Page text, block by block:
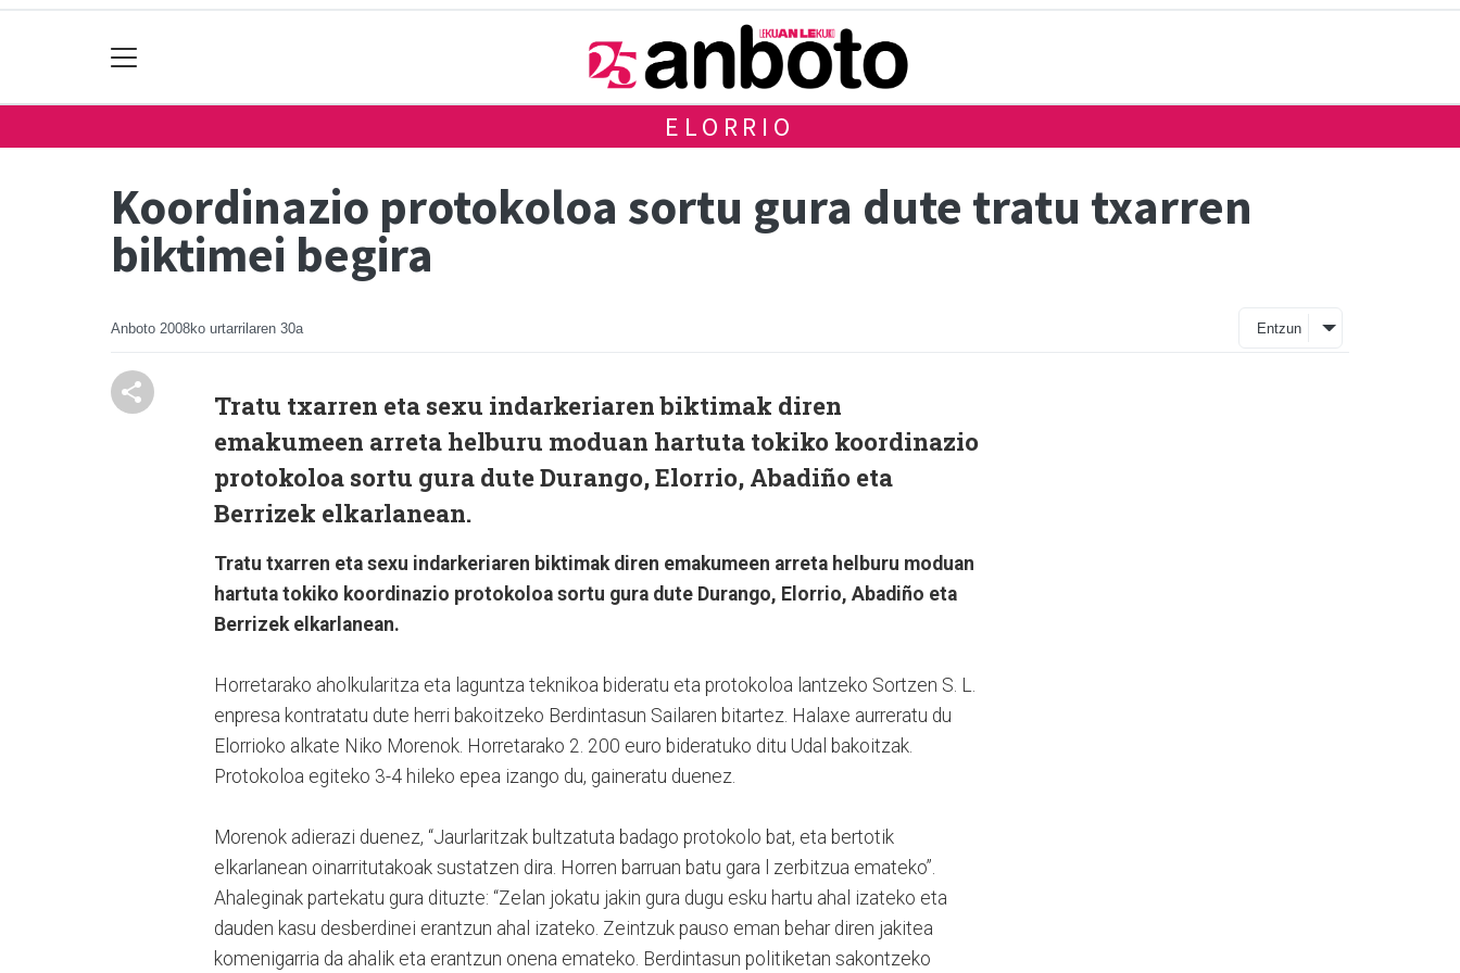
ELORRIO
Koordinazio protokoloa sortu gura dute tratu txarren
biktimei begira
Anboto 2008ko urtarrilaren 30a Entzun
Tratu txarren eta sexu indarkeriaren biktimak diren
emakumeen arreta helburu moduan hartuta tokiko koordinazio
protokoloa sortu gura dute Durango, Elorrio, Abadiño eta
Berrizek elkarlanean.
Tratu txarren eta sexu indarkeriaren biktimak diren emakumeen arreta helburu moduan
hartuta tokiko koordinazio protokoloa sortu gura dute Durango, Elorrio, Abadiño eta
Berrizek elkarlanean.
Horretarako aholkularitza eta laguntza teknikoa bideratu eta protokoloa lantzeko Sortzen S. L.
enpresa kontratatu dute herri bakoitzeko Berdintasun Sailaren bitartez. Halaxe aurreratu du
Elorrioko alkate Niko Morenok. Horretarako 2. 200 euro bideratuko ditu Udal bakoitzak.
Protokoloa egiteko 3-4 hileko epea izango du, gaineratu duenez.
Morenok adierazi duenez, “Jaurlaritzak bultzatuta badago protokolo bat, eta bertotik
elkarlanean oinarritutakoak sustatzen dira. Horren barruan batu gara l zerbitzua emateko”.
Ahaleginak partekatu gura dituzte: “Zelan jokatu jakin gura dugu esku hartu ahal izateko eta
dauden kasu desberdinei erantzun ahal izateko. Zeintzuk pauso eman behar diren jakitea
komenigarria da ahalik eta erantzun onena emateko. Berdintasun politiketan sakontzeko